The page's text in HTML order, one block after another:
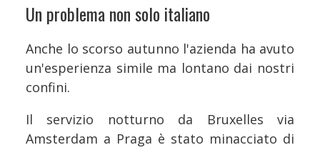
Un problema non solo italiano
Anche lo scorso autunno l'azienda ha avuto
un'esperienza simile ma lontano dai nostri
confini.
Il servizio notturno da Bruxelles via
Amsterdam a Praga è stato minacciato di